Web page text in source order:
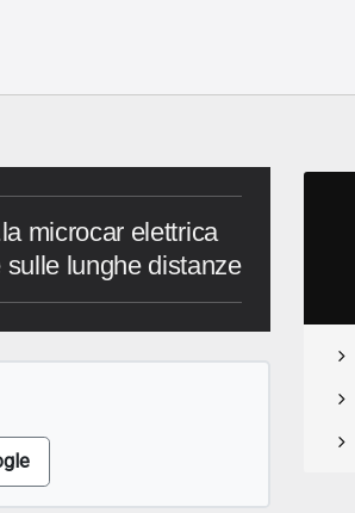
microcar elettrica
lunghe distanze